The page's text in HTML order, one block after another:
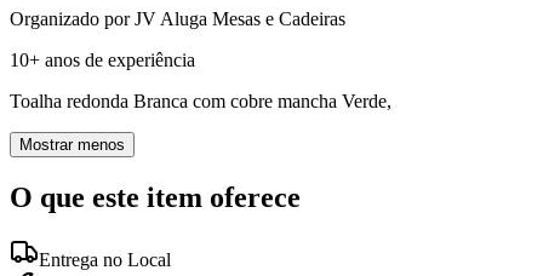
Organizado porJV Aluga Mesas e Cadeiras
10+ anos de experiência
Toalha redonda Branca com cobre mancha Verde,
Mostrar menos
O que este item oferece
Entrega no Local